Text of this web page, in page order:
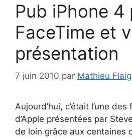
Pub iPhone 4
FaceTime et
présentation
7 juin 2010 par Mathieu Flaig
Aujourd’hui, c’était l’une
d’Apple présentées par
de loin grâce aux centaines